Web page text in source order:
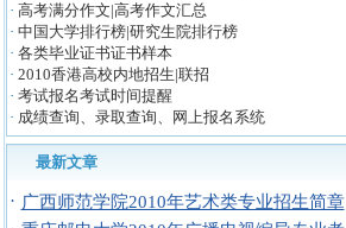
· 高考满分作文|高考作文汇总
· 中国大学排行榜|研究生院排行榜
· 各类毕业证书证书样本
· 2010香港高校内地招生|联招
· 考试报名考试时间提醒
· 成绩查询、录取查询、网上报名系统
最新文章
· 广西师范学院2010年艺术类专业招生简章